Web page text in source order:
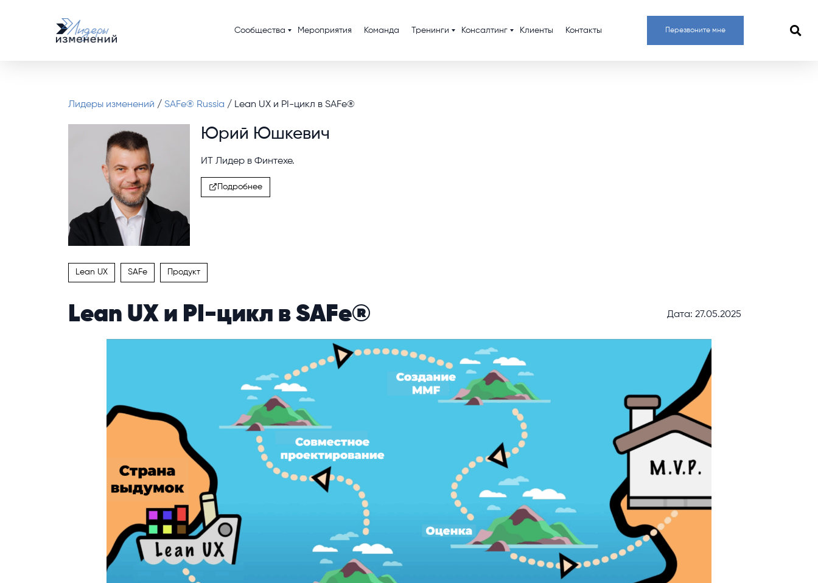
Сообщества Мероприятия Команда Тренинги Консалтинг Клиенты Контакты Перезвоните мне
Лидеры изменений / SAFe® Russia / Lean UX и PI-цикл в SAFe®
Юрий Юшкевич
ИТ Лидер в Финтехе.
Подробнее
Lean UX SAFe Продукт
Lean UX и PI-цикл в SAFe® Дата: 27.05.2025